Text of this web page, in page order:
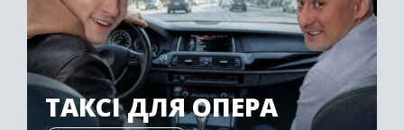
ТАКСІ ДЛЯ ОПЕРА